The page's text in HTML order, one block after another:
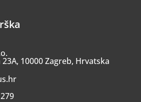
10000 Zagreb, Hrvatska